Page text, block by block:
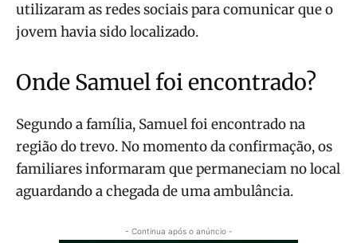
utilizaram as redes sociais para comunicar que o
jovem havia sido localizado.
Onde Samuel foi encontrado?
Segundo a família, Samuel foi encontrado na
região do trevo. No momento da confirmação, os
familiares informaram que permaneciam no local
aguardando a chegada de uma ambulância.
- Continua após o anúncio -